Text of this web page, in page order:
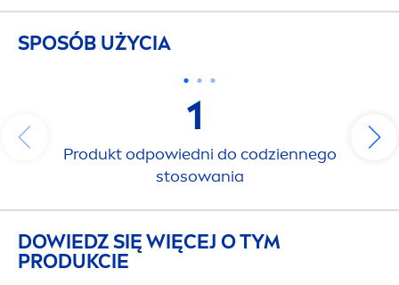
SPOSÓB UŻYCIA
1
Produkt odpowiedni do codziennego
stosowania
DOWIEDZ SIĘ WIĘCEJ O TYM
PRODUKCIE